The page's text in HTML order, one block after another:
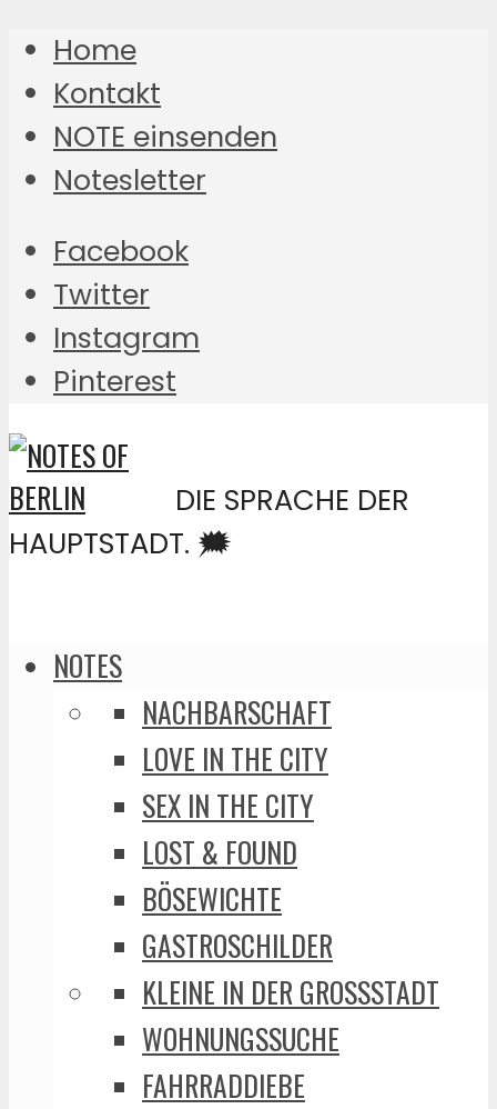
Home
Kontakt
NOTE einsenden
Notesletter
Facebook
Twitter
Instagram
Pinterest
DIE SPRACHE DER
HAUPTSTADT. 🗯️
NOTES
NACHBARSCHAFT
LOVE IN THE CITY
SEX IN THE CITY
LOST & FOUND
BÖSEWICHTE
GASTROSCHILDER
KLEINE IN DER GROSSSTADT
WOHNUNGSSUCHE
FAHRRADDIEBE